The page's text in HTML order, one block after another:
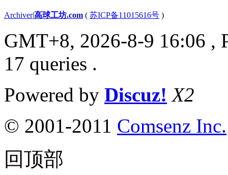
Archiver|高球工坊.com ( 苏ICP备11015616号 )
GMT+8, 2026-8-9 16:06 ,
17 queries .
Powered by Discuz! X2
© 2001-2011 Comsenz Inc.
回顶部